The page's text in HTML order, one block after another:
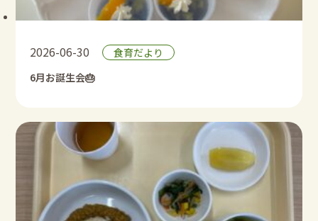
2026-06-30
食育だより
6月お誕生会🎂